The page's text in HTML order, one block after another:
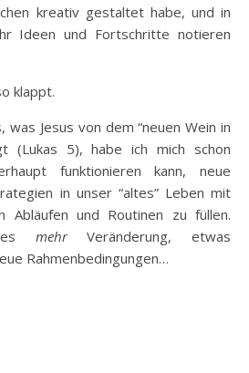
kreativ gestaltet habe, und in
Ideen und Fortschritte notieren
klappt.
was Jesus von dem “neuen Wein in
(Lukas 5), habe ich mich schon
funktionieren kann, neue
in unser “altes” Leben mit
Abläufen und Routinen zu füllen.
es mehrVeränderung, etwas
Rahmenbedingungen…